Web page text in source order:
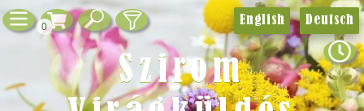
0
English Deutsch
Szirom